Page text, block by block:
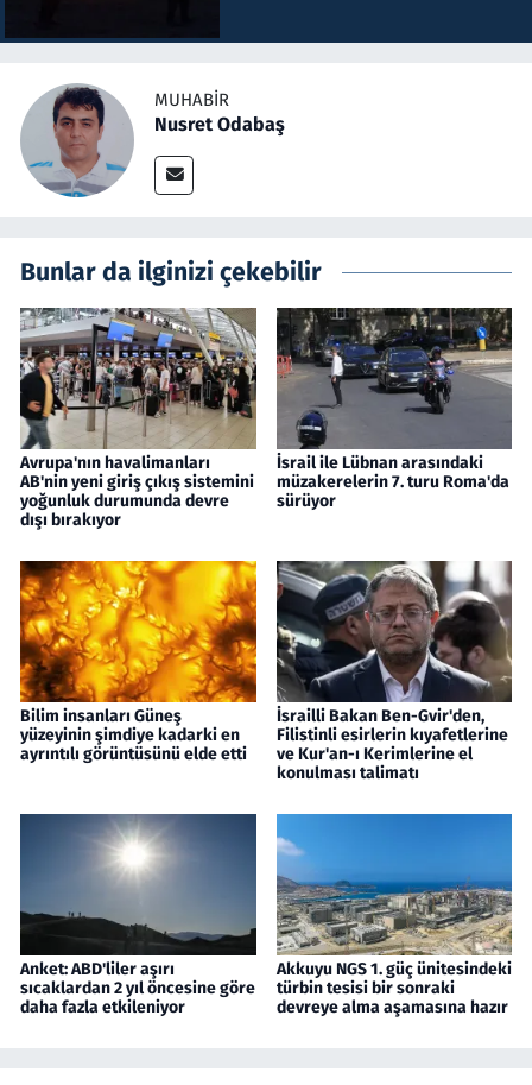
MUHABIR
Nusret Odabaş
Bunlar da ilginizi çekebilir
Avrupa'nın havalimanları
AB'nin yeni giriş çıkış sistemini
yoğunluk durumunda devre
dışı bırakıyor
İsrail ile Lübnan arasındaki
müzakerelerin 7. turu Roma'da
sürüyor
Bilim insanları Güneş
yüzeyinin şimdiye kadarki en
ayrıntılı görüntüsünü elde etti
İsrailli Bakan Ben-Gvir'den,
Filistinli esirlerin kıyafetlerine
ve Kur'an-ı Kerimlerine el
konulması talimatı
Anket: ABD'liler aşırı
sıcaklardan 2 yıl öncesine göre
daha fazla etkileniyor
Akkuyu NGS 1. güç ünitesindeki
türbin tesisi bir sonraki
devreye alma aşamasına hazır